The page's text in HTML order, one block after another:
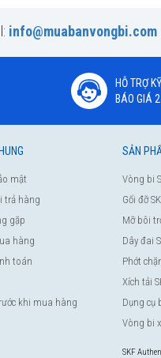
info@muabanvongbi.com
HỖ TRỢ
BÁO GIÁ
mật
trả hàng
gặp
hàng
toán
khi mua hàng
SẢN
Vòng bi
Gối đỡ
Mỡ bôi
Dây đai
Phớt
Xích tải
Dụng cụ
Vòng bi
SKF